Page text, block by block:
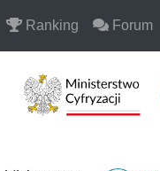
Ranking Forum